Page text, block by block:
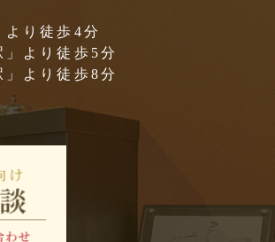
り徒歩4分
より徒歩5分
より徒歩8分